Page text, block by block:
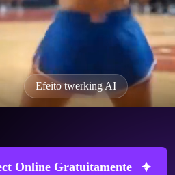
Efeito twerking AI
Online Gratuitamente